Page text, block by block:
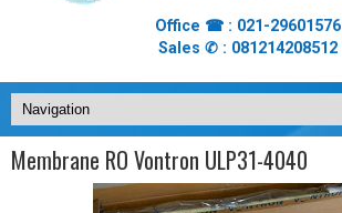
Office ☎ : 021-29601576
Sales ✆ : 081214208512
Membrane RO Vontron ULP31-4040